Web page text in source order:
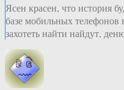
Ясен красен, что история
базе мобильных телефонов
захотеть найти найдут,